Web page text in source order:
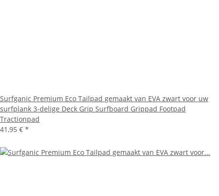
Surfganic Premium Eco Tailpad gemaakt van EVA zwart voor uw
surfplank 3-delige Deck Grip Surfboard Grippad Footpad
Tractionpad
41,95 € *